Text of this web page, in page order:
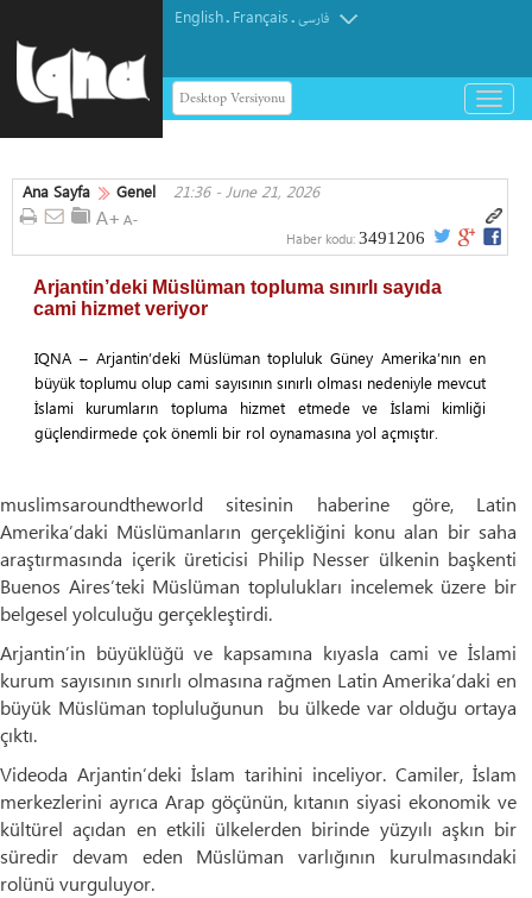
English. Français.فارسی
Desktop Versiyonu
باز
و
کردن
Ana Sayfa Genel 21:36 - June 21, 2026
Haber kodu: 3491206
Arjantin’deki Müslüman topluma sınırlı sayıda
cami hizmet veriyor
IQNA – Arjantin’deki Müslüman topluluk Güney Amerika’nın en
büyük toplumu olup cami sayısının sınırlı olması nedeniyle mevcut
İslami kurumların topluma hizmet etmede ve İslami kimliği
güçlendirmede çok önemli bir rol oynamasına yol açmıştır.
muslimsaroundtheworld sitesinin haberine göre, Latin
Amerika’daki Müslümanların gerçekliğini konu alan bir saha
araştırmasında içerik üreticisi Philip Nesser ülkenin başkenti
Buenos Aires’teki Müslüman toplulukları incelemek üzere bir
belgesel yolculuğu gerçekleştirdi.
Arjantin’in büyüklüğü ve kapsamına kıyasla cami ve İslami
kurum sayısının sınırlı olmasına rağmen Latin Amerika’daki en
büyük Müslüman topluluğunun bu ülkede var olduğu ortaya
çıktı.
Videoda Arjantin’deki İslam tarihini inceliyor. Camiler, İslam
merkezlerini ayrıca Arap göçünün, kıtanın siyasi ekonomik ve
kültürel açıdan en etkili ülkelerden birinde yüzyılı aşkın bir
süredir devam eden Müslüman varlığının kurulmasındaki
rolünü vurguluyor.